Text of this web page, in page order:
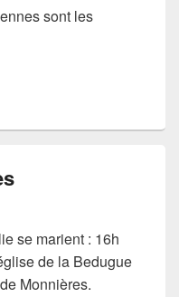
sont les
se marient : 16h
de la Bedugue
Monnières.